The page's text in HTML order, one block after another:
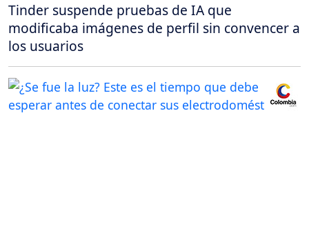
Tinder suspende pruebas de IA que
modificaba imágenes de perfil sin convencer a
los usuarios